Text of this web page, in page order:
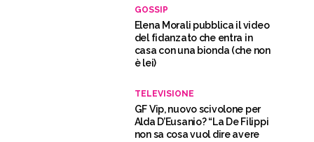
GOSSIP
Elena Morali pubblica il video
del fidanzato che entra in
casa con una bionda (che non
è lei)
TELEVISIONE
GF Vip, nuovo scivolone per
Alda D’Eusanio? “La De Filippi
non sa cosa vuol dire avere